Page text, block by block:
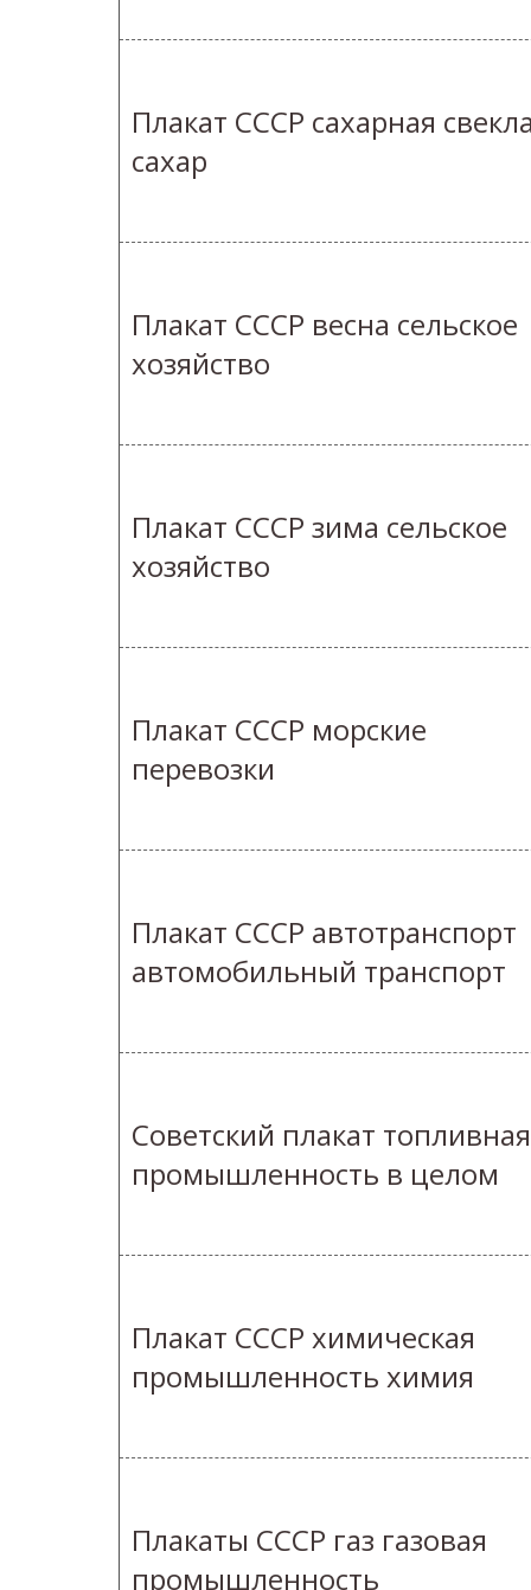
Плакат СССР сахарная
сахар
Плакат СССР весна сельское
хозяйство
Плакат СССР зима сельское
хозяйство
Плакат СССР морские
перевозки
Плакат СССР автотранспорт
автомобильный транспорт
Советский плакат топливная
промышленность в целом
Плакат СССР химическая
промышленность химия
Плакаты СССР газ газовая
промышленность